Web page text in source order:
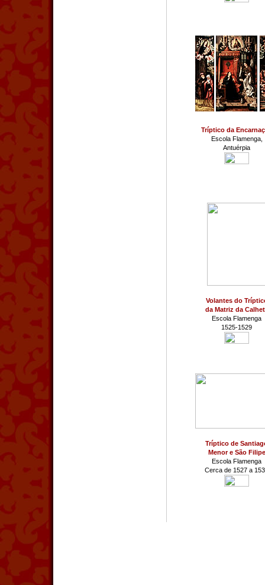
Tríptico da
Escola Flamenga,
Antuérpia
Volantes do
da Matriz da
Escola Flamenga
1525-1529
Tríptico de
Menor e São Filipe
Escola Flamenga
Cerca de 1527 a